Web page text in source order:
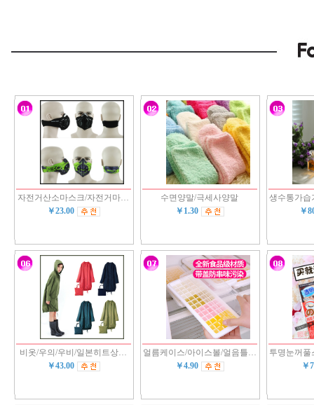
자전거산소마스크/자전거마…
￥23.00
수면양말/극세사양말
￥1.30
생수통가
￥
비옷/우의/우비/일본히트상…
￥43.00
얼름케이스/아이스볼/얼음틀…
￥4.90
투명눈꺼
￥